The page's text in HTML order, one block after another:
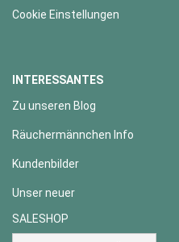
Cookie Einstellungen
INTERESSANTES
Zu unseren Blog
Räuchermännchen Info
Kundenbilder
Unser neuer
SALESHOP